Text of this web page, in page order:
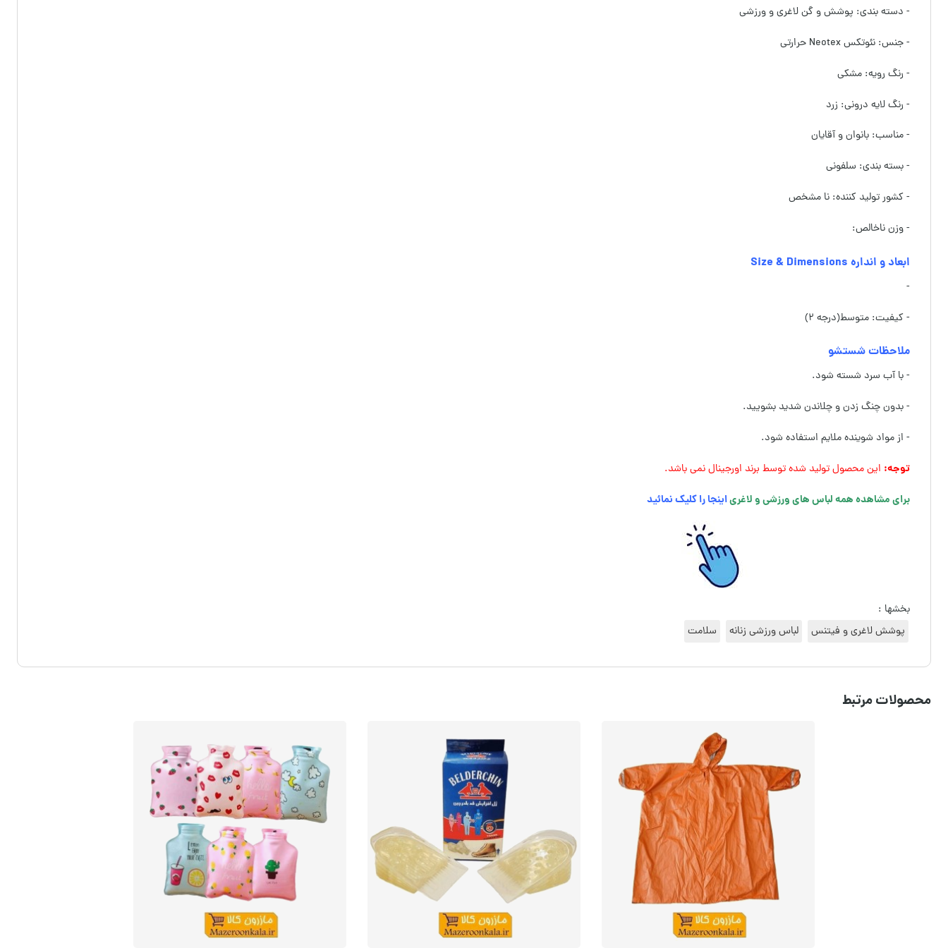
- دسته بندی: پوشش و گن لاغری و ورزشی
- جنس: نئوتکس Neotex حرارتی
- رنگ رویه: مشکی
- رنگ لایه درونی: زرد
- مناسب: بانوان و آقایان
- بسته بندی: سلفونی
- کشور تولید کننده: نا مشخص
- وزن ناخالص:
ابعاد و انداره Size & Dimensions
-
- کیفیت: متوسط(درجه ۲)
ملاحظات شستشو
- با آب سرد شسته شود.
- بدون چنگ زدن و چلاندن شدید بشویید.
- از مواد شوینده ملایم استفاده شود.
توجه: این محصول تولید شده توسط برند اورجینال نمی باشد.
برای مشاهده همه لباس های ورزشی و لاغریاینجا را کلیک نمائید
بخشها :
پوشش لاغری و فیتنس
لباس ورزشی زنانه سلامت
محصولات مرتبط